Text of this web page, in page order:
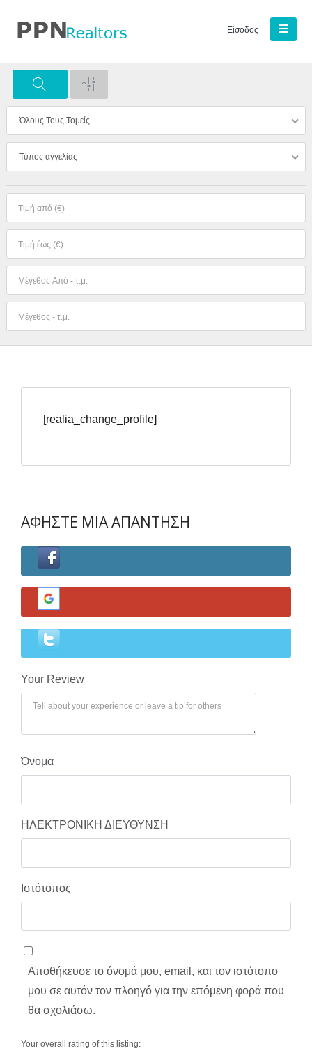
Χάσατε τον κωδικό σας;
Είσοδος
Όλους Τους Τομείς
Τύπος αγγελίας
[realia_change_profile]
ΑΦΗΣΤΕ ΜΙΑ ΑΠΑΝΤΗΣΗ
Your Review
Όνομα
ΗΛΕΚΤΡΟΝΙΚΗ ΔΙΕΥΘΥΝΣΗ
Ιστότοπος
Αποθήκευσε το όνομά μου, email, και τον ιστότοπο
μου σε αυτόν τον πλοηγό για την επόμενη φορά που
θα σχολιάσω.
Your overall rating of this listing: